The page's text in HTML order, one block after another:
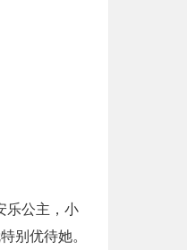
乐公主，小
别优待她。